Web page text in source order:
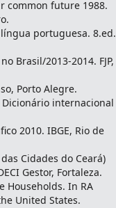
common future 1988.
portuguesa. 8.ed.
Brasil/2013-2014. FJP,
Porto Alegre.
Dicionário internacional
2010. IBGE, Rio de
Cidades do Ceará)
Gestor, Fortaleza.
Households. In RA
United States.